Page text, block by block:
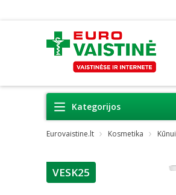
Kategorijos
Eurovaistine.lt Kosmetika Kūnui
patarimas
VESK25